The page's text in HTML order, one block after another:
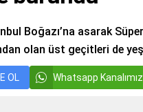
Boğazı’na asarak
olan üst geçitleri de
OL Whatsapp Kanalımız